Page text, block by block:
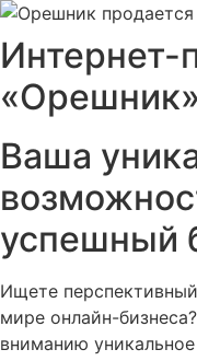
Интернет-
«Орешник»
Ваша
успешный
Ищете
мире онлайн-
вниманию